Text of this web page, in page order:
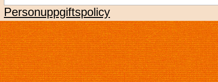
Personuppgiftspolicy